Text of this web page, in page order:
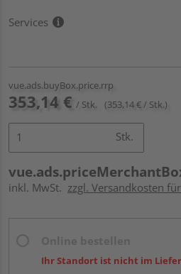
Services
vue.ads.buyBox.price.rrp
353,14 € / Stk. (353,14 € / Stk.)
Stk.
inkl. MwSt. zzgl. Versandkosten
Ihr Standort ist nicht im